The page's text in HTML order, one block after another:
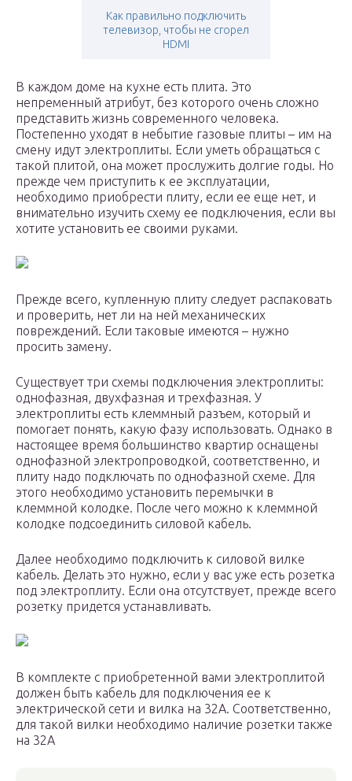
Как правильно подключить
телевизор, чтобы не сгорел
HDMI
В каждом доме на кухне есть плита. Это
непременный атрибут, без которого очень сложно
представить жизнь современного человека.
Постепенно уходят в небытие газовые плиты – им на
смену идут электроплиты. Если уметь обращаться с
такой плитой, она может прослужить долгие годы. Но
прежде чем приступить к ее эксплуатации,
необходимо приобрести плиту, если ее еще нет, и
внимательно изучить схему ее подключения, если вы
хотите установить ее своими руками.
Прежде всего, купленную плиту следует распаковать
и проверить, нет ли на ней механических
повреждений. Если таковые имеются – нужно
просить замену.
Существует три схемы подключения электроплиты:
однофазная, двухфазная и трехфазная. У
электроплиты есть клеммный разъем, который и
помогает понять, какую фазу использовать. Однако в
настоящее время большинство квартир оснащены
однофазной электропроводкой, соответственно, и
плиту надо подключать по однофазной схеме. Для
этого необходимо установить перемычки в
клеммной колодке. После чего можно к клеммной
колодке подсоединить силовой кабель.
Далее необходимо подключить к силовой вилке
кабель. Делать это нужно, если у вас уже есть розетка
под электроплиту. Если она отсутствует, прежде всего
розетку придется устанавливать.
В комплекте с приобретенной вами электроплитой
должен быть кабель для подключения ее к
электрической сети и вилка на 32А. Соответственно,
для такой вилки необходимо наличие розетки также
на 32А